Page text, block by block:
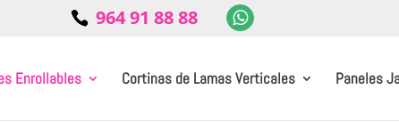
964 91 88 88
Enrollables Cortinas de Lamas Verticales Paneles